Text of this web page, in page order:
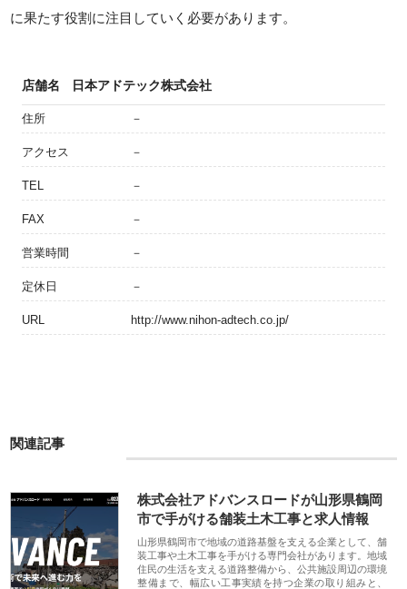
に果たす役割に注目していく必要があります。
店舗名 日本アドテック株式会社
住所 －
アクセス －
TEL －
FAX －
営業時間 －
定休日 －
URL http://www.nihon-adtech.co.jp/
関連記事
株式会社アドバンスロードが山形県鶴岡
市で手がける舗装土木工事と求人情報
山形県鶴岡市で地域の道路基盤を支える企業として、舗
装工事や土木工事を手がける専門会社があります。地域
住民の生活を支える道路整備から、公共施設周辺の環境
整備まで、幅広い工事実績を持つ企業の取り組みと、